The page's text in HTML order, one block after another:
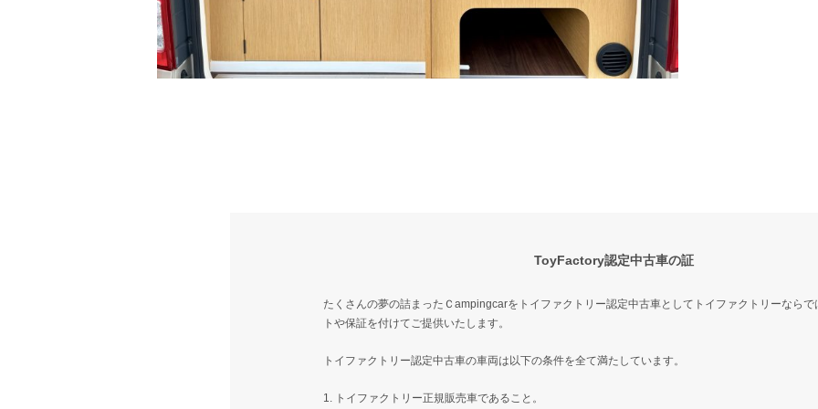
ToyFactory認定中古車の証
たくさんの夢の詰まったＣampingcarをトイファクトリー認定中古車としてトイファクトリーならで
トや保証を付けてご提供いたします。
トイファクトリー認定中古車の車両は以下の条件を全て満たしています。
1. トイファクトリー正規販売車であること。